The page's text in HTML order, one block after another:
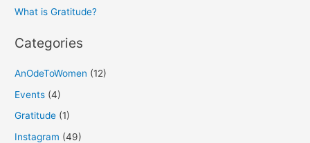
What is Gratitude?
Categories
AnOdeToWomen (12)
Events (4)
Gratitude (1)
Instagram (49)